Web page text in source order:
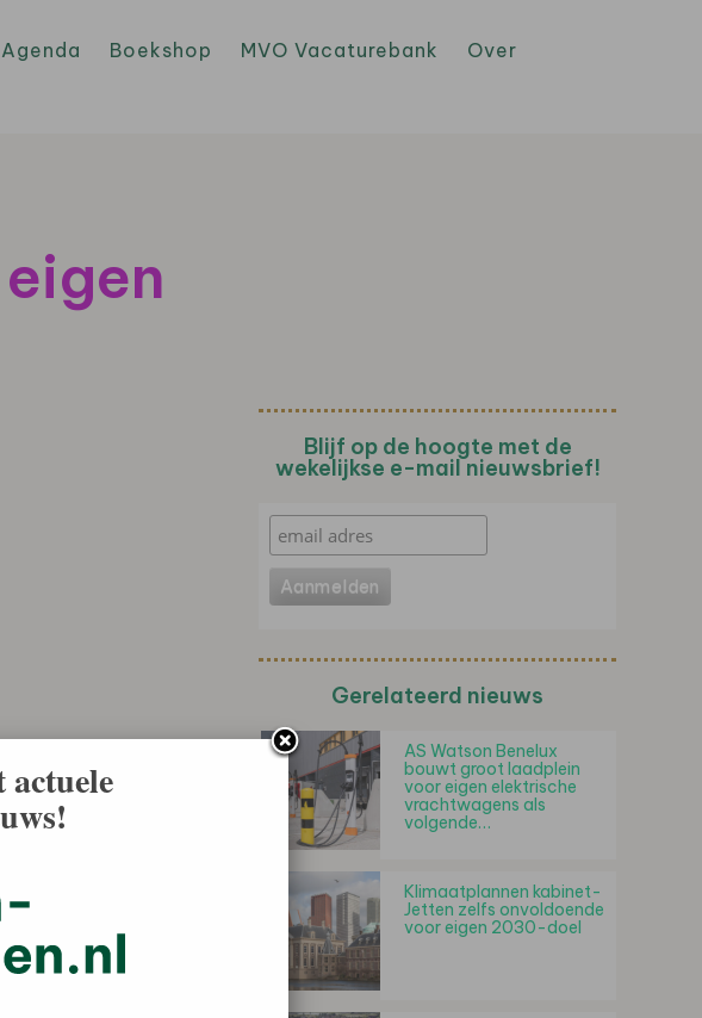
Agenda Boekshop MVO Vacaturebank
Over
Blijf op de hoogte met de
wekelijkse e-mail nieuwsbrief!
Gerelateerd nieuws
AS Watson Benelux
bouwt groot laadplein
voor eigen elektrische
vrachtwagens als
volgende…
Klimaatplannen kabinet-
Jetten zelfs onvoldoende
voor eigen 2030-doel